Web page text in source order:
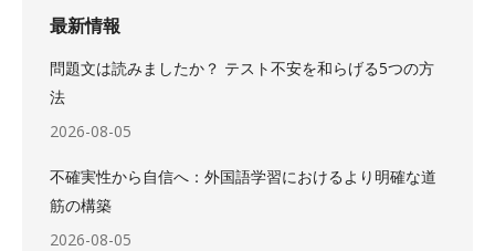
最新情報
問題文は読みましたか？ テスト不安を和らげる5つの方
法
2026-08-05
不確実性から自信へ：外国語学習におけるより明確な道
筋の構築
2026-08-05